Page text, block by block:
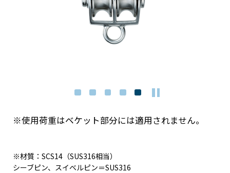
※使用荷重はベケット部分には適用されません。
※材質：SCS14（SUS316相当）
シーブピン、スイベルピン＝SUS316